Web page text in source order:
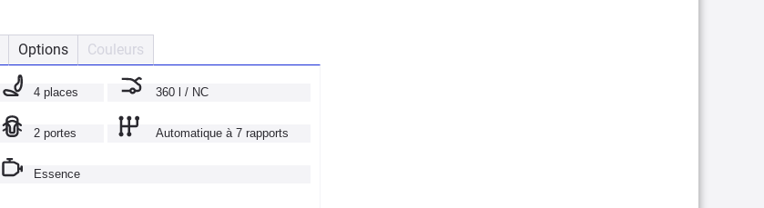
Options Couleurs
4 places 360 l / NC
2 portes Automatique à 7 rapports
Essence